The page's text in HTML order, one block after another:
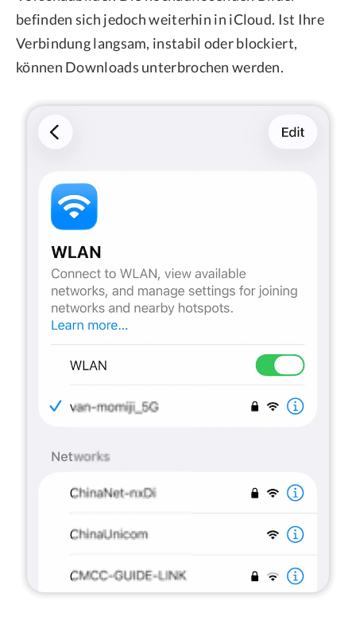
befinden sich jedoch weiterhin in iCloud. Ist Ihre
Verbindung langsam, instabil oder blockiert,
können Downloads unterbrochen werden.